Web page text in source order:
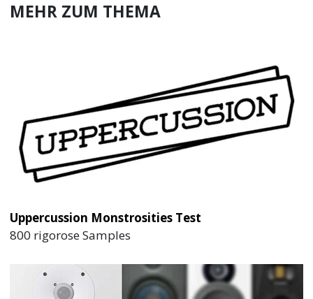
MEHR ZUM THEMA
Uppercussion Monstrosities Test
800 rigorose Samples